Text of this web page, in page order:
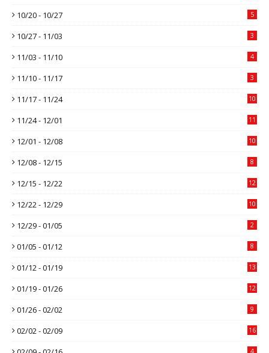
10/20 - 10/27 5
10/27 - 11/03 3
11/03 - 11/10 4
11/10 - 11/17 3
11/17 - 11/24 10
11/24 - 12/01 11
12/01 - 12/08 10
12/08 - 12/15 8
12/15 - 12/22 12
12/22 - 12/29 10
12/29 - 01/05 2
01/05 - 01/12 8
01/12 - 01/19 13
01/19 - 01/26 12
01/26 - 02/02 9
02/02 - 02/09 16
4